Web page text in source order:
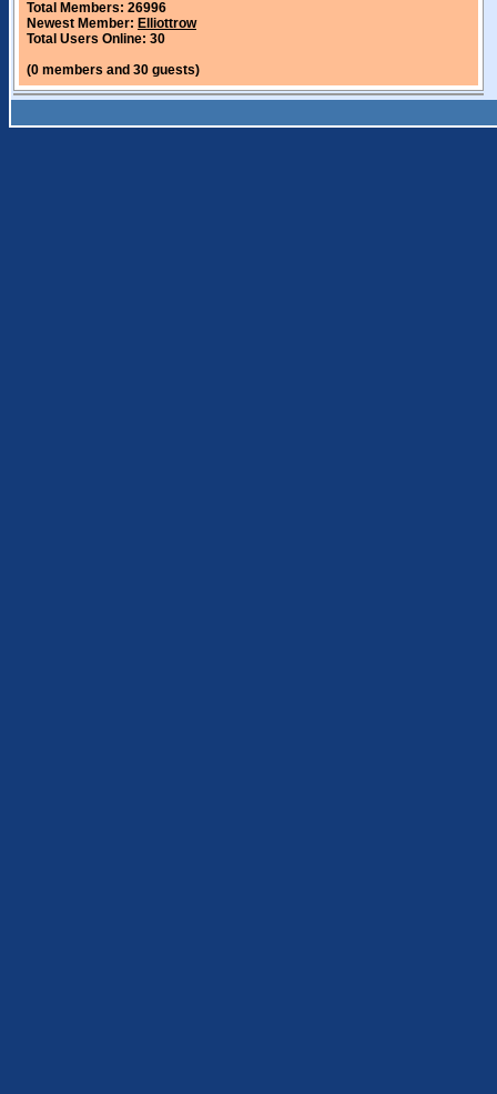
Total Members: 26996
Newest Member: Elliottrow
Total Users Online: 30
(0 members and 30 guests)